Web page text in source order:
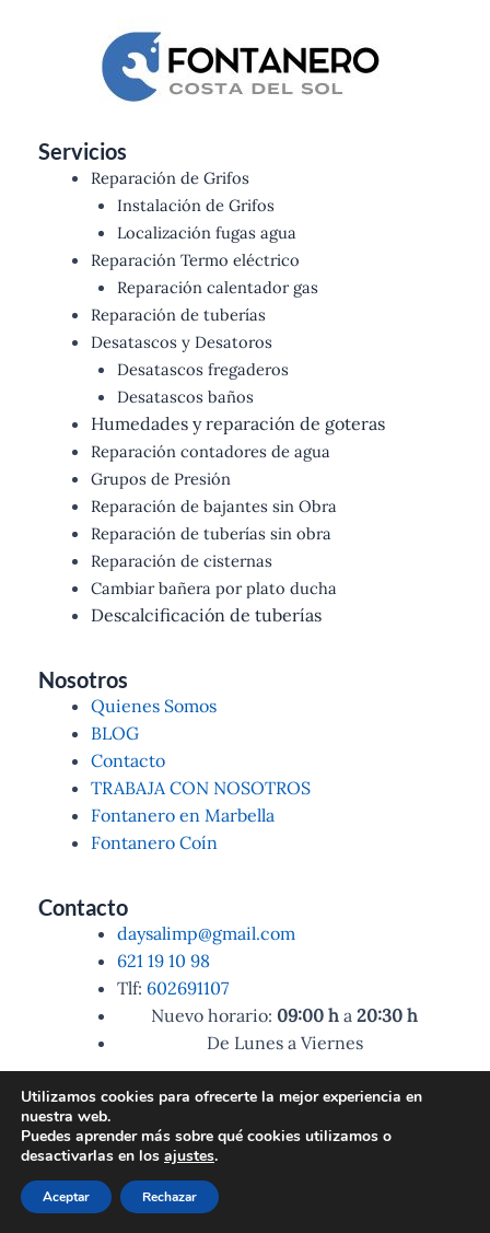
602 69 11 07
Servicios
Reparación de Grifos
Instalación de Grifos
Localización fugas agua
Reparación Termo eléctrico
Reparación calentador gas
Reparación de tuberías
Desatascos y Desatoros
Desatascos fregaderos
Desatascos baños
Humedades y reparación de goteras
Reparación contadores de agua
Grupos de Presión
Reparación de bajantes sin Obra
Reparación de tuberías sin obra
Reparación de cisternas
Cambiar bañera por plato ducha
Descalcificación de tuberías
Nosotros
Quienes Somos
BLOG
Contacto
TRABAJA CON NOSOTROS
Fontanero en Marbella
Fontanero Coín
Contacto
daysalimp@gmail.com
621 19 10 98
Tlf: 602691107
Nuevo horario: 09:00 h a 20:30 h
De Lunes a Viernes
Utilizamos cookies para ofrecerte la mejor experiencia en
nuestra web.
Puedes aprender más sobre qué cookies utilizamos o
desactivarlas en los ajustes.
Aceptar Rechazar